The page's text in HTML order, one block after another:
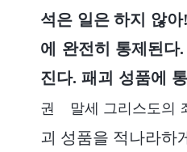
석은 일은 하지 않
에 완전히 통제된다
진다. 패괴 성품에
권 말세 그리스도의
괴 성품을 적나라하